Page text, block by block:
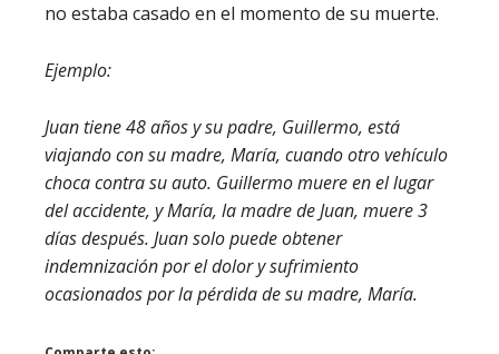
no estaba casado en el momento de su muerte.
Ejemplo:
Juan tiene 48 años y su padre, Guillermo, está
viajando con su madre, María, cuando otro vehículo
choca contra su auto. Guillermo muere en el lugar
del accidente, y María, la madre de Juan, muere 3
días después. Juan solo puede obtener
indemnización por el dolor y sufrimiento
ocasionados por la pérdida de su madre, María.